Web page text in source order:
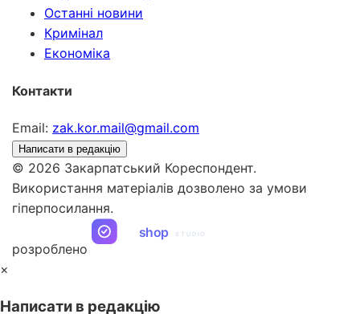
Останні новини
Кримінал
Економіка
Контакти
Email: zak.kor.mail@gmail.com
Написати в редакцію
© 2026 Закарпатський Кореспондент.
Використання матеріалів дозволено за умови
гіперпосилання.
розроблено
shop STUDIO
×
Написати в редакцію